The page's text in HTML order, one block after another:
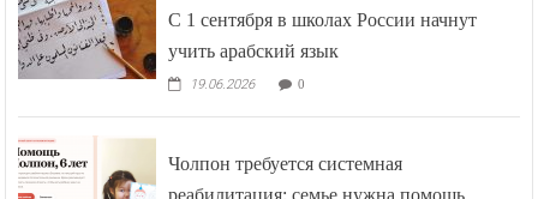
С 1 сентября в школах России начнут
учить арабский язык
19.06.2026 0
Чолпон требуется системная
реабилитация: семье нужна помощь